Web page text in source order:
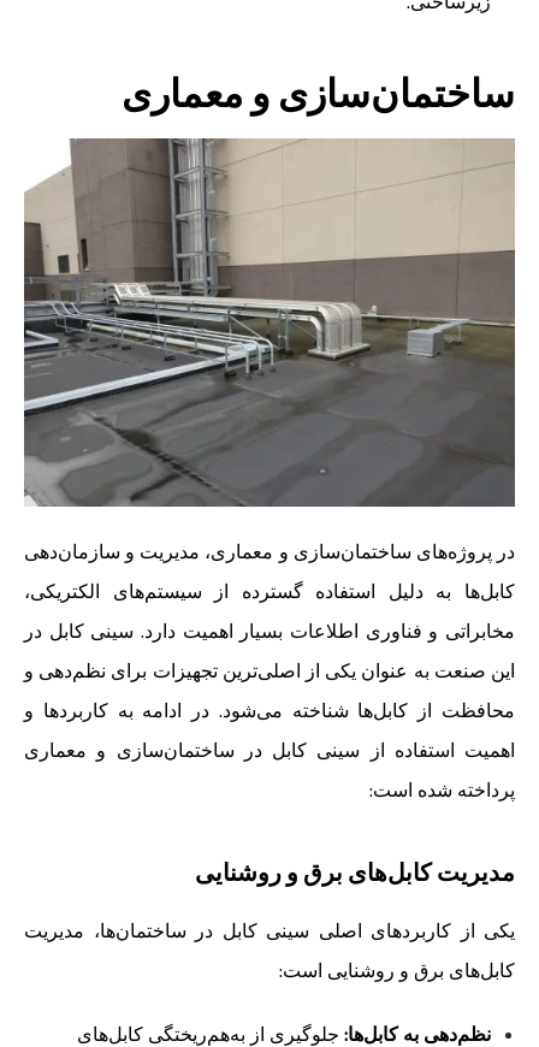
ساختمان‌سازی و معماری
در پروژه‌های ساختمان‌سازی و معماری، مدیریت و سازمان‌دهی
کابل‌ها به دلیل استفاده گسترده از سیستم‌های الکتریکی،
مخابراتی و فناوری اطلاعات بسیار اهمیت دارد. سینی کابل در
این صنعت به عنوان یکی از اصلی‌ترین تجهیزات برای نظم‌دهی و
محافظت از کابل‌ها شناخته می‌شود. در ادامه به کاربردها و
اهمیت استفاده از سینی کابل در ساختمان‌سازی و معماری
پرداخته شده است:
مدیریت کابل‌های برق و روشنایی
یکی از کاربردهای اصلی سینی کابل در ساختمان‌ها، مدیریت
کابل‌های برق و روشنایی است:
نظم‌دهی به کابل‌ها: جلوگیری از به‌هم‌ریختگی کابل‌های